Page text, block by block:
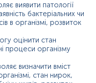
виявити патології
бактеріальних чи
в організмі, розвиток
оцінити стан
процеси організму
визначити вміст
стан нирок,